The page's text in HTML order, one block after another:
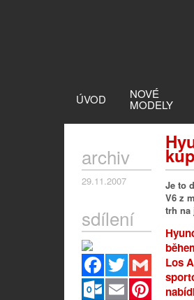
ÚVOD NOVÉ
MODELY
archiv
29.11.2007
sdílení
Facebook
Twitter
Gmail
Outlook.com
Email
Pinterest
Je to
V6 z
trh na
Los